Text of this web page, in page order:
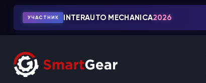
УЧАСТНИК INTERAUTO MECHANICA2026